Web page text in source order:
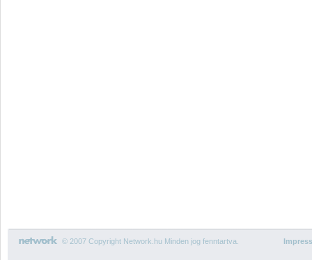
© 2007 Copyright Network.hu Minden jog fenntartva.